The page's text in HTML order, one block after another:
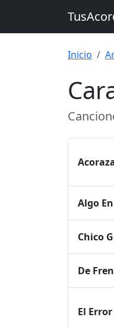
Inicio
Algo
Chico
De
El Error